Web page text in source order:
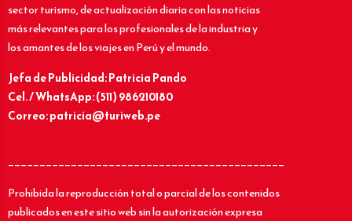
sector turismo, de actualización diaria con las noticias
más relevantes para los profesionales de la industria y
los amantes de los viajes en Perú y el mundo.
Jefa de Publicidad: Patricia Pando
Cel. / WhatsApp: (511) 986210180
Correo: patricia@turiweb.pe
____________________________________________
Prohibida la reproducción total o parcial de los contenidos
publicados en este sitio web sin la autorización expresa